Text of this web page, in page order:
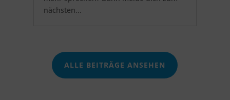
nächsten...
ALLE BEITRÄGE ANSEHEN